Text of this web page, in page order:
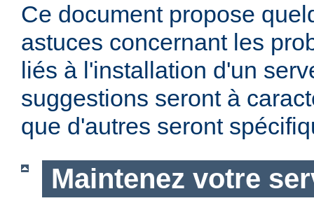
Ce document propose
astuces concernant les
liés à l'installation d'un
suggestions seront à
que d'autres seront
Maintenez votre